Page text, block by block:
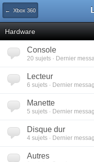
← Xbox 360
Hardware
Console
20 sujets · Dernier
Lecteur
6 sujets · Dernier
Manette
5 sujets · Dernier
Disque dur
4 sujets · Dernier
Autres